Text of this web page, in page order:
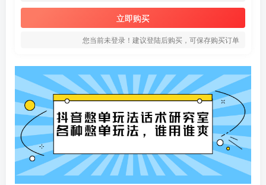
立即购买
您当前未登录！建议登陆后购买，可保存购买订单